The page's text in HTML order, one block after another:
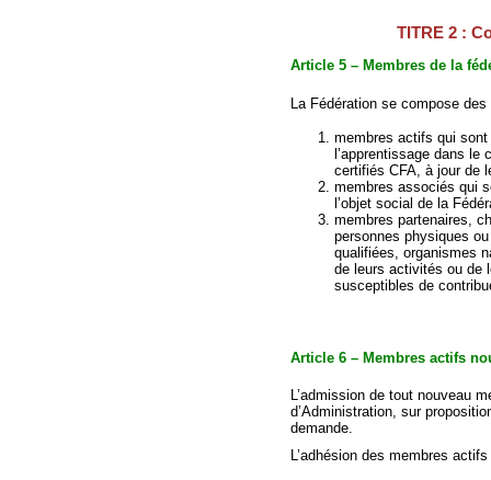
TITRE 2 :
Article 5 – Membres de la
La Fédération se compose des
membres actifs qui
l’apprentissage dans le
certifiés CFA, à jour de
membres associés qui
l’objet social de la
membres partenaires,
personnes physiques
qualifiées, organismes
de leurs activités ou de
susceptibles de
Article 6 – Membres actifs
L’admission de tout nouveau
d’Administration, sur
demande.
L’adhésion des membres